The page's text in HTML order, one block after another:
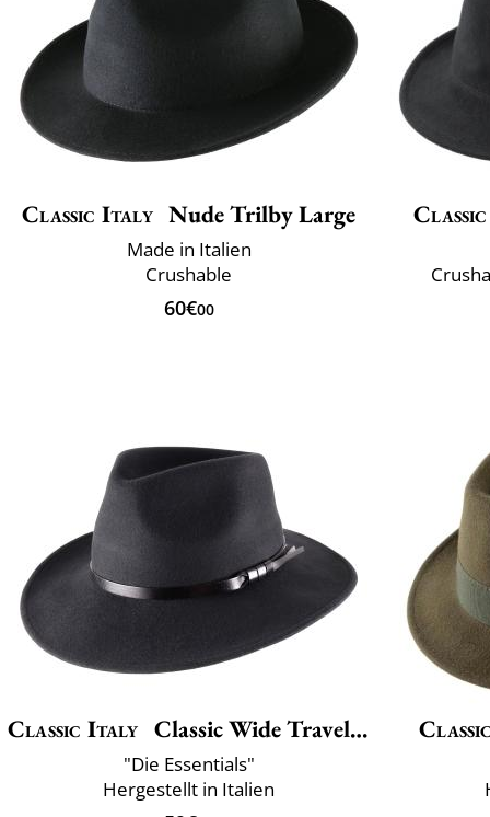
Classic Italy Nude Trilby Large
Made in Italien
Crushable
60€00
Classic Italy Classic Wide Traveller
"Die Essentials"
Hergestellt in Italien